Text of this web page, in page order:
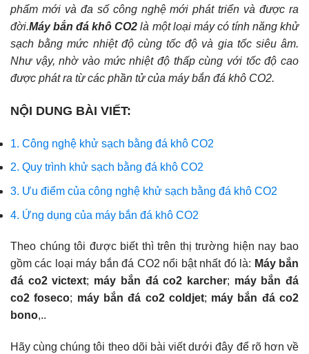
phẩm mới và đa số công nghệ mới phát triển và được ra
đời.Máy bắn đá khô CO2 là một loại máy có tính năng khử
sạch bằng mức nhiệt độ cùng tốc độ và gia tốc siêu âm.
Như vậy, nhờ vào mức nhiệt độ thấp cùng với tốc độ cao
được phát ra từ các phần tử của máy bắn đá khô CO2.
NỘI DUNG BÀI VIẾT:
1. Công nghệ khử sạch bằng đá khô CO2
2. Quy trình khử sạch bằng đá khô CO2
3. Ưu điểm của công nghệ khử sạch bằng đá khô CO2
4. Ứng dụng của máy bắn đá khô CO2
Theo chúng tôi được biết thì trên thị trường hiện nay bao
gồm các loại máy bắn đá CO2 nổi bật nhất đó là: Máy bắn
đá co2 victext; máy bắn đá co2 karcher; máy bắn đá
co2 foseco; máy bắn đá co2 coldjet; máy bắn đá co2
bono,..
Hãy cùng chúng tôi theo dõi bài viết dưới đây để rõ hơn về